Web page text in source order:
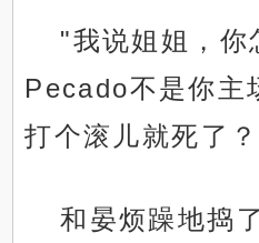
"我说姐姐，你
Pecado不是你主
打个滚儿就死了
和晏烦躁地捣